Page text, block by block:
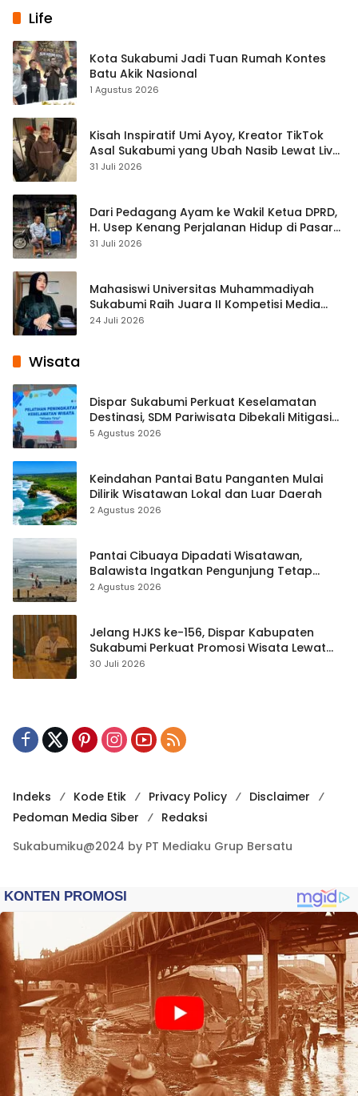
Life
Kota Sukabumi Jadi Tuan Rumah Kontes
Batu Akik Nasional
1 Agustus 2026
Kisah Inspiratif Umi Ayoy, Kreator TikTok
Asal Sukabumi yang Ubah Nasib Lewat Live
Streaming
31 Juli 2026
Dari Pedagang Ayam ke Wakil Ketua DPRD,
H. Usep Kenang Perjalanan Hidup di Pasar
Cisaat
31 Juli 2026
Mahasiswi Universitas Muhammadiyah
Sukabumi Raih Juara II Kompetisi Media
Pembelajaran Digital Tingkat Internasional
24 Juli 2026
Wisata
Dispar Sukabumi Perkuat Keselamatan
Destinasi, SDM Pariwisata Dibekali Mitigasi
hingga Teknik Evakuasi
5 Agustus 2026
Keindahan Pantai Batu Panganten Mulai
Dilirik Wisatawan Lokal dan Luar Daerah
2 Agustus 2026
Pantai Cibuaya Dipadati Wisatawan,
Balawista Ingatkan Pengunjung Tetap
Waspada
2 Agustus 2026
Jelang HJKS ke-156, Dispar Kabupaten
Sukabumi Perkuat Promosi Wisata Lewat
Publikasi Digital
30 Juli 2026
Indeks Kode Etik Privacy Policy
Disclaimer
Pedoman Media Siber
Redaksi
Sukabumiku@2024 by PT Mediaku Grup Bersatu